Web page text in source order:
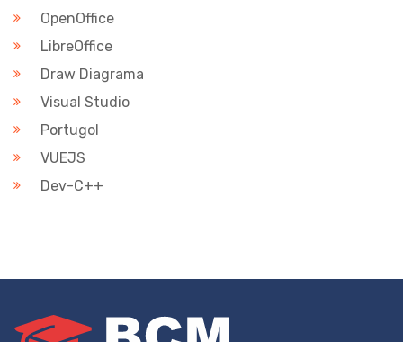
OpenOffice
LibreOffice
Draw Diagrama
Visual Studio
Portugol
VUEJS
Dev-C++